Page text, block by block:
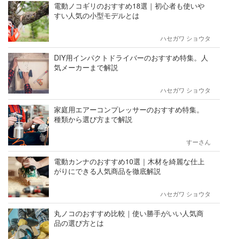
電動ノコギリのおすすめ18選｜初心者も使いや
すい人気の小型モデルとは
ハセガワ ショウタ
DIY用インパクトドライバーのおすすめ特集。人
気メーカーまで解説
ハセガワ ショウタ
家庭用エアーコンプレッサーのおすすめ特集。
種類から選び方まで解説
すーさん
電動カンナのおすすめ10選｜木材を綺麗な仕上
がりにできる人気商品を徹底解説
ハセガワ ショウタ
丸ノコのおすすめ比較｜使い勝手がいい人気商
品の選び方とは